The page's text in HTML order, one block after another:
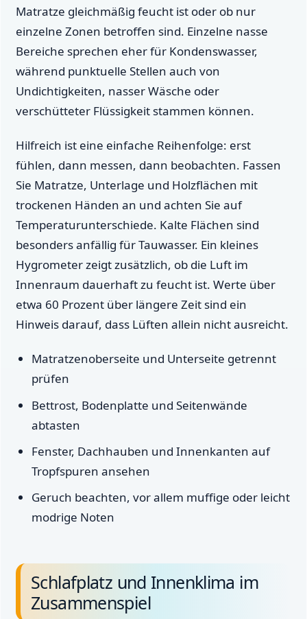
Matratze gleichmäßig feucht ist oder ob nur
einzelne Zonen betroffen sind. Einzelne nasse
Bereiche sprechen eher für Kondenswasser,
während punktuelle Stellen auch von
Undichtigkeiten, nasser Wäsche oder
verschütteter Flüssigkeit stammen können.
Hilfreich ist eine einfache Reihenfolge: erst
fühlen, dann messen, dann beobachten. Fassen
Sie Matratze, Unterlage und Holzflächen mit
trockenen Händen an und achten Sie auf
Temperaturunterschiede. Kalte Flächen sind
besonders anfällig für Tauwasser. Ein kleines
Hygrometer zeigt zusätzlich, ob die Luft im
Innenraum dauerhaft zu feucht ist. Werte über
etwa 60 Prozent über längere Zeit sind ein
Hinweis darauf, dass Lüften allein nicht ausreicht.
Matratzenoberseite und Unterseite getrennt
prüfen
Bettrost, Bodenplatte und Seitenwände
abtasten
Fenster, Dachhauben und Innenkanten auf
Tropfspuren ansehen
Geruch beachten, vor allem muffige oder leicht
modrige Noten
Schlafplatz und Innenklima im
Zusammenspiel